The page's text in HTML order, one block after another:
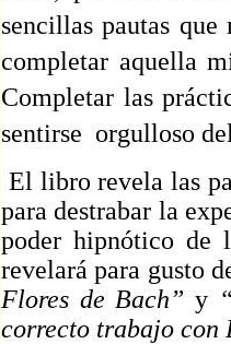
sencillas pautas
completar aquella
Completar las
sentirse orgulloso
El libro revela las
para destrabar la
poder hipnótico de
revelará para gusto
Flores de Bach” y
correcto trabajo con